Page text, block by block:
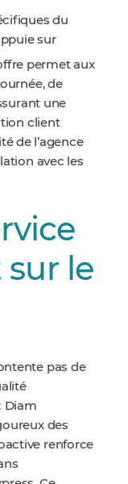
du
sur
permet aux
de
une
client
de l’agence
avec les
le
pas de
Diam
des
renforce